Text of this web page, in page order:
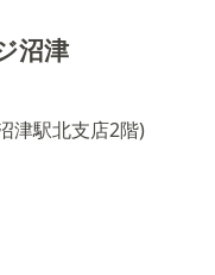
沼津
津駅北支店2階)